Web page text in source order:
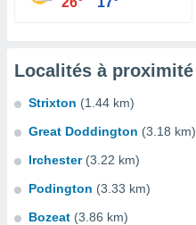
Localités à proximité
Strixton (1.44 km)
Great Doddington (3.18 km)
Irchester (3.22 km)
Podington (3.33 km)
Bozeat (3.86 km)